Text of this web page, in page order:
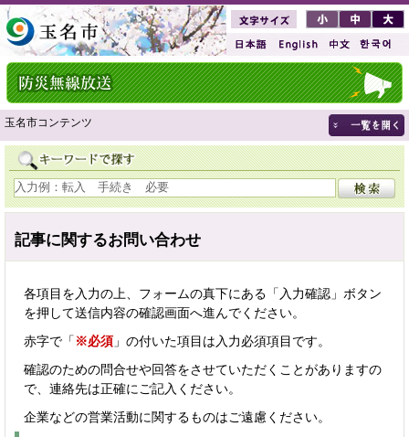
玉名市コンテンツ
記事に関するお問い合わせ
各項目を入力の上、フォームの真下にある「入力確認」ボタン
を押して送信内容の確認画面へ進んでください。
赤字で「 ※必須 」の付いた項目は入力必須項目です。
確認のための問合せや回答をさせていただくことがありますの
で、連絡先は正確にご記入ください。
企業などの営業活動に関するものはご遠慮ください。